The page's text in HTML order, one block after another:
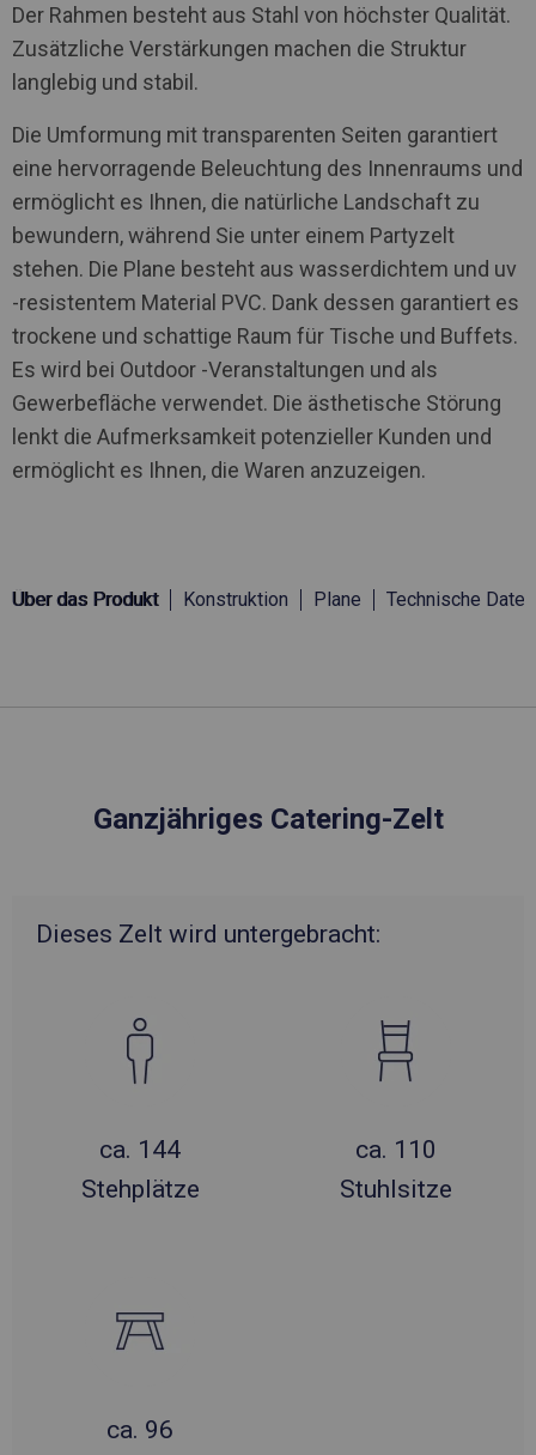
Der Rahmen besteht aus Stahl von höchster Qualität.
Zusätzliche Verstärkungen machen die Struktur
langlebig und stabil.
Die Umformung mit transparenten Seiten garantiert
eine hervorragende Beleuchtung des Innenraums und
ermöglicht es Ihnen, die natürliche Landschaft zu
bewundern, während Sie unter einem Partyzelt
stehen. Die Plane besteht aus wasserdichtem und uv
-resistentem Material PVC. Dank dessen garantiert es
trockene und schattige Raum für Tische und Buffets.
Es wird bei Outdoor -Veranstaltungen und als
Gewerbefläche verwendet. Die ästhetische Störung
lenkt die Aufmerksamkeit potenzieller Kunden und
ermöglicht es Ihnen, die Waren anzuzeigen.
Über das Produkt Konstruktion Plane Technische Daten
Ganzjähriges Catering-Zelt
Dieses Zelt wird untergebracht:
ca. 144
Stehplätze
ca. 110
Stuhlsitze
ca. 96